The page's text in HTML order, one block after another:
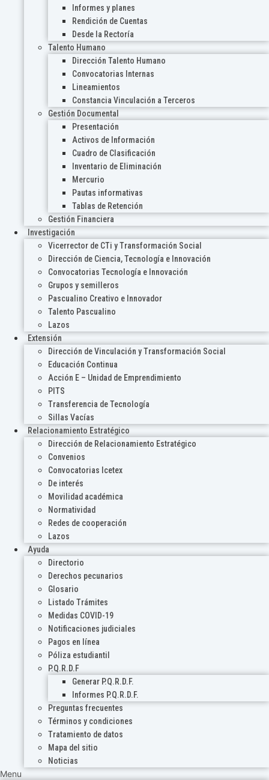
Informes y planes
Rendición de Cuentas
Desde la Rectoría
Talento Humano
Dirección Talento Humano
Convocatorias Internas
Lineamientos
Constancia Vinculación a Terceros
Gestión Documental
Presentación
Activos de Información
Cuadro de Clasificación
Inventario de Eliminación
Mercurio
Pautas informativas
Tablas de Retención
Gestión Financiera
Investigación
Vicerrector de CTi y Transformación Social
Dirección de Ciencia, Tecnología e Innovación
Convocatorias Tecnología e Innovación
Grupos y semilleros
Pascualino Creativo e Innovador
Talento Pascualino
Lazos
Extensión
Dirección de Vinculación y Transformación Social
Educación Continua
Acción E – Unidad de Emprendimiento
PITS
Transferencia de Tecnología
Sillas Vacías
Relacionamiento Estratégico
Dirección de Relacionamiento Estratégico
Convenios
Convocatorias Icetex
De interés
Movilidad académica
Normatividad
Redes de cooperación
Lazos
Ayuda
Directorio
Derechos pecunarios
Glosario
Listado Trámites
Medidas COVID-19
Notificaciones judiciales
Pagos en línea
Póliza estudiantil
P.Q.R.D.F
Generar P.Q.R.D.F.
Informes P.Q.R.D.F.
Preguntas frecuentes
Términos y condiciones
Tratamiento de datos
Mapa del sitio
Noticias
Menu